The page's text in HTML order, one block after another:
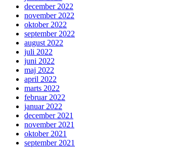
december 2022
november 2022
oktober 2022
september 2022
august 2022
juli 2022
juni 2022
maj 2022
april 2022
marts 2022
februar 2022
januar 2022
december 2021
november 2021
oktober 2021
september 2021